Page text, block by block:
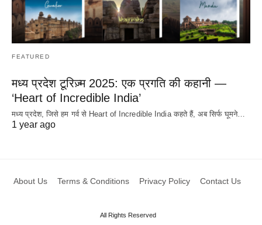
FEATURED
मध्य प्रदेश टूरिज़्म 2025: एक प्रगति की कहानी —
‘Heart of Incredible India’
मध्य प्रदेश, जिसे हम गर्व से Heart of Incredible India कहते हैं, अब सिर्फ घूमने…
1 year ago
About Us Terms & Conditions Privacy Policy Contact Us
All Rights Reserved